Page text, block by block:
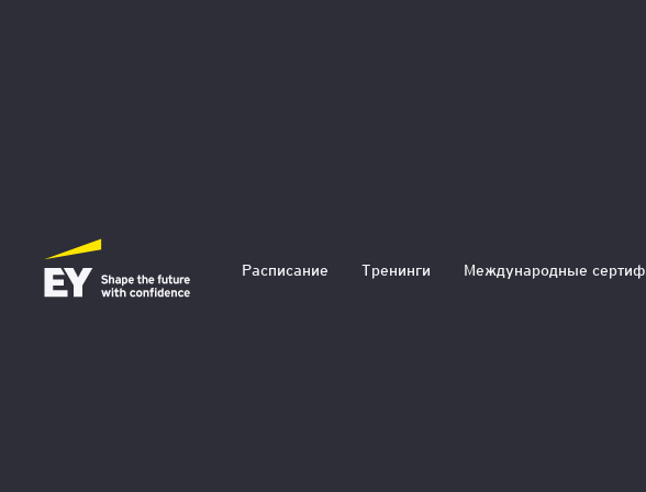
Расписание Тренинги Международные